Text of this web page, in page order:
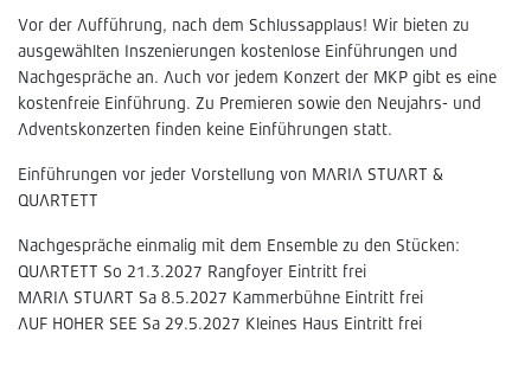
Vor der Aufführung, nach dem Schlussapplaus! Wir bieten zu
ausgewählten Inszenierungen kostenlose Einführungen und
Nachgespräche an. Auch vor jedem Konzert der MKP gibt es eine
kostenfreie Einführung. Zu Premieren sowie den Neujahrs- und
Adventskonzerten finden keine Einführungen statt.
Einführungen vor jeder Vorstellung von MARIA STUART &
QUARTETT
Nachgespräche einmalig mit dem Ensemble zu den Stücken:
QUARTETT So 21.3.2027 Rangfoyer Eintritt frei
MARIA STUART Sa 8.5.2027 Kammerbühne Eintritt frei
AUF HOHER SEE Sa 29.5.2027 Kleines Haus Eintritt frei